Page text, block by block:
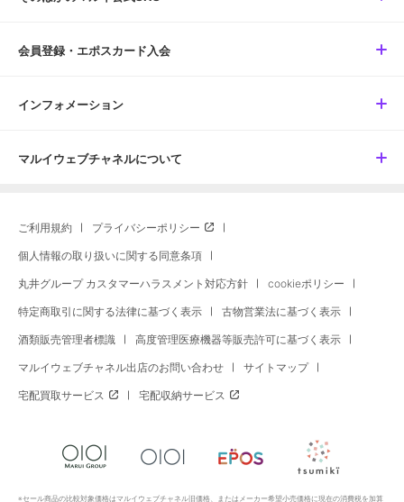
会員登録・エポスカード入会
インフォメーション
マルイウェブチャネルについて
ご利用規約 プライバシーポリシー
個人情報の取り扱いに関する同意条項
丸井グループ カスタマーハラスメント対応方針 cookieポリシー
特定商取引に関する法律に基づく表示 古物営業法に基づく表示
酒類販売管理者標識 高度管理医療機器等販売許可に基づく表示
マルイウェブチャネル出店のお問い合わせ サイトマップ
宅配買取サービス 宅配収納サービス
※セール商品の比較対象価格はマルイウェブチャネル旧価格、またはメーカー希望小売価格に現在の消費税を加算